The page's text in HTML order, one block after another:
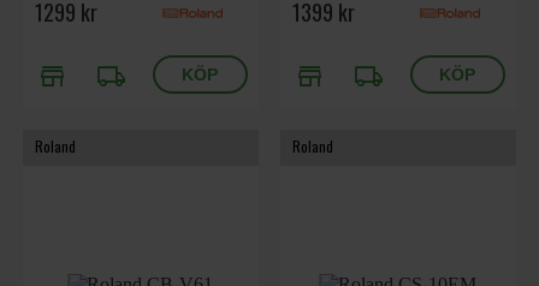
1299 kr
store local_shipping
1399 kr
store local_shipping
Roland Roland